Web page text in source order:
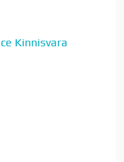
Kinnisvara